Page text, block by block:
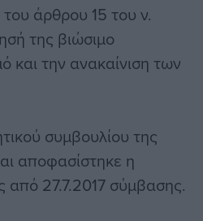
άρθρου 15 του ν.
της βιώσιμο
και την ανακαίνιση των
συμβουλίου της
αποφασίστηκε η
από 27.7.2017 σύμβασης.